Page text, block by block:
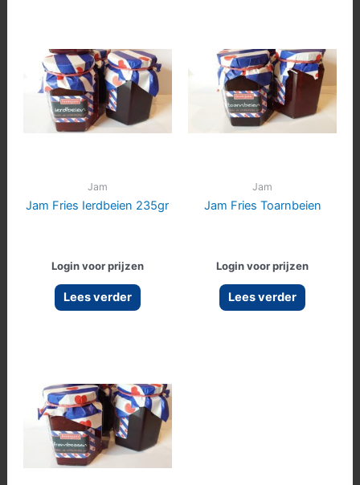
Jam
Jam Fries Ierdbeien 235gr
Login voor prijzen
Lees verder
Jam
Jam Fries Toarnbeien
Login voor prijzen
Lees verder